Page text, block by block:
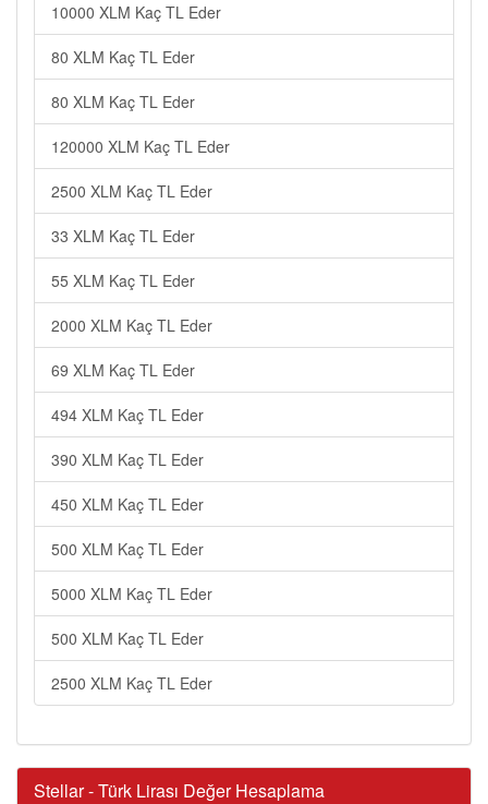
10000 XLM Kaç TL Eder
80 XLM Kaç TL Eder
80 XLM Kaç TL Eder
120000 XLM Kaç TL Eder
2500 XLM Kaç TL Eder
33 XLM Kaç TL Eder
55 XLM Kaç TL Eder
2000 XLM Kaç TL Eder
69 XLM Kaç TL Eder
494 XLM Kaç TL Eder
390 XLM Kaç TL Eder
450 XLM Kaç TL Eder
500 XLM Kaç TL Eder
5000 XLM Kaç TL Eder
500 XLM Kaç TL Eder
2500 XLM Kaç TL Eder
Stellar - Türk Lirası Değer Hesaplama